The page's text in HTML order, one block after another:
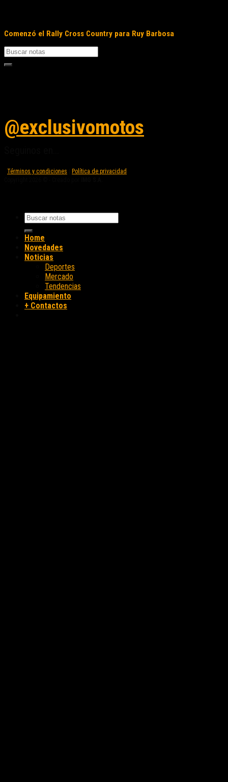
Comenzó el Rally Cross Country para Ruy Barbosa
@exclusivomotos
Términos y condiciones
Política de privacidad
Home
Novedades
Noticias
Deportes
Mercado
Tendencias
Equipamiento
+ Contactos